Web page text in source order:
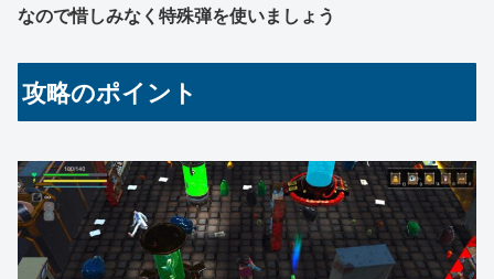
なので惜しみなく特殊弾を使いましょう
攻略のポイント